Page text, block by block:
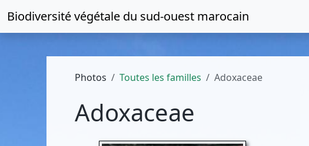
Biodiversité végétale du sud-ouest marocain
Photos Toutes les familles Adoxaceae
Adoxaceae